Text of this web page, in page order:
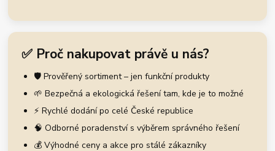
✅ Proč nakupovat právě u nás?
🛡️ Prověřený sortiment – jen funkční produkty
🌱 Bezpečná a ekologická řešení tam, kde je to možné
⚡ Rychlé dodání po celé České republice
🧠 Odborné poradenství s výběrem správného řešení
💰 Výhodné ceny a akce pro stálé zákazníky